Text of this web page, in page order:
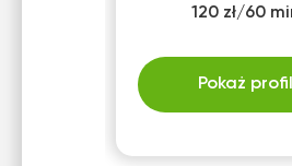
120 zł/60
Pokaż profil